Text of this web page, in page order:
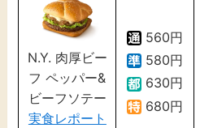
N.Y. 肉厚ビー
フ ペッパー&
ビーフソテー
実食レポート
560円
580円
630円
680円